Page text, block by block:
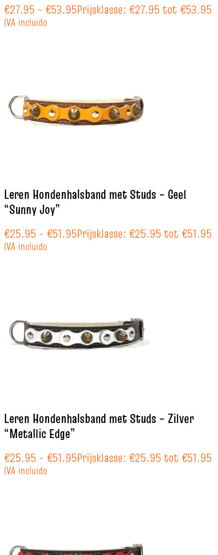
€27.95 - €53.95Prijsklasse: €27.95 tot €53.95
IVA incluido
Leren Hondenhalsband met Studs – Geel
“Sunny Joy”
€25.95 - €51.95Prijsklasse: €25.95 tot €51.95
IVA incluido
Leren Hondenhalsband met Studs – Zilver
“Metallic Edge”
€25.95 - €51.95Prijsklasse: €25.95 tot €51.95
IVA incluido